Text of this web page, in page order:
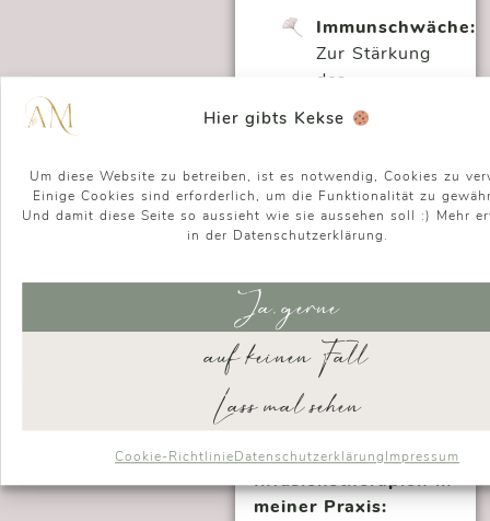
Hier gibts Kekse
Um diese Website zu betreiben, ist es notwendig, Cookies zu
Einige Cookies sind erforderlich, um die Funktionalität zu
Und damit diese Seite so aussieht wie sie aussehen soll :) Mehr
in der Datenschutzerklärung.
Ja, gerne
auf keinen Fall
Lass mal sehen
Cookie-RichtlinieDatenschutzerklärungImpressum
Immunschwäche:
Zur Stärkung
des
Immunsystems
und zur
von Infekten.
Vitamin- und
und effektiven
Auffüllung von
Nährstoffdefiziten.
Arten von Injektions-
und
Infusionstherapien in
meiner Praxis: